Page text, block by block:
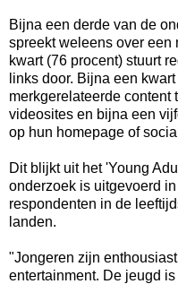
Bijna een derde van de
spreekt weleens over een
kwart (76 procent) stuurt
links door. Bijna een
merkgerelateerde content
videosites en bijna een
op hun homepage of
Dit blijkt uit het 'Young
onderzoek is uitgevoerd
respondenten in de
landen.
"Jongeren zijn
entertainment. De jeugd